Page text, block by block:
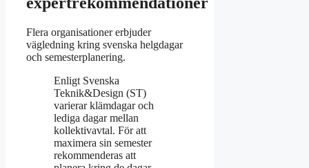
Flera organisationer erbjuder
vägledning kring svenska helgdagar
och semesterplanering.
Enligt Svenska
Teknik&Design (ST)
varierar klämdagar och
lediga dagar mellan
kollektivavtal. För att
maximera sin semester
rekommenderas att